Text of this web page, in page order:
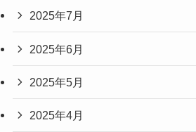
2025年7月
2025年6月
2025年5月
2025年4月